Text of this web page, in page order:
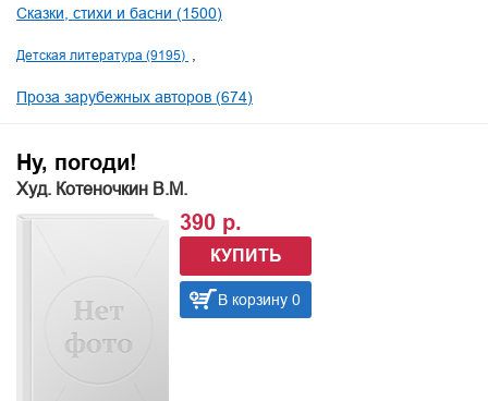
Сказки, стихи и басни (1500)
Детская литература (9195)
Проза зарубежных авторов (674)
Ну, погоди!
Худ. Котеночкин В.М.
390 р.
КУПИТЬ
В корзину 0